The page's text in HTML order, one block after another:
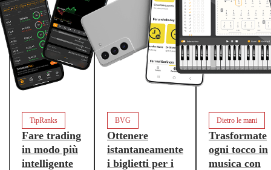
TipRanks
Fare trading
in modo più
intelligente
BVG
Ottenere
istantaneamente
i biglietti per i
Dietro le mani
Trasformate
ogni tocco in
musica con